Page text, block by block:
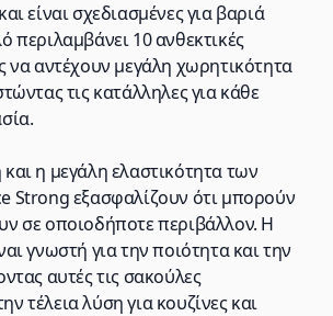
είναι σχεδιασμένες για βαριά
περιλαμβάνει 10 ανθεκτικές
να αντέχουν μεγάλη χωρητικότητα
τις κατάλληλες για κάθε
η μεγάλη ελαστικότητα των
Strong εξασφαλίζουν ότι μπορούν
σε οποιοδήποτε περιβάλλον. Η
γνωστή για την ποιότητα και την
αυτές τις σακούλες
τέλεια λύση για κουζίνες και